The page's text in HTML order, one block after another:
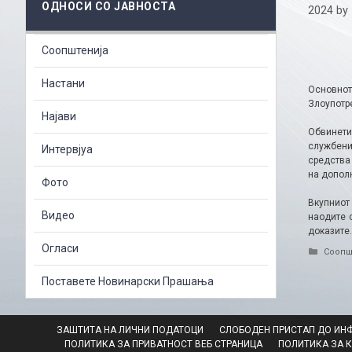
2024 by
на
наодите
доказите.
ОДНОСИ СО ЈАВНОСТА
Соопштенија
Настани
Најави
Интервјуа
Фото
Видео
Огласи
Поставете Новинарски Прашања
ЗАШТИТА НА ЛИЧНИ ПОДАТОЦИ СЛОБОДЕН ПРИСТАП ДО
ПОЛИТИКА ЗА ПРИВАТНОСТ ВЕБ СТРАНИЦА
ПОЛИТИКА ЗА